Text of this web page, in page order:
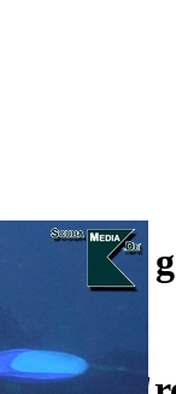
und wie